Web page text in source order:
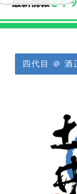
四代目 ＠